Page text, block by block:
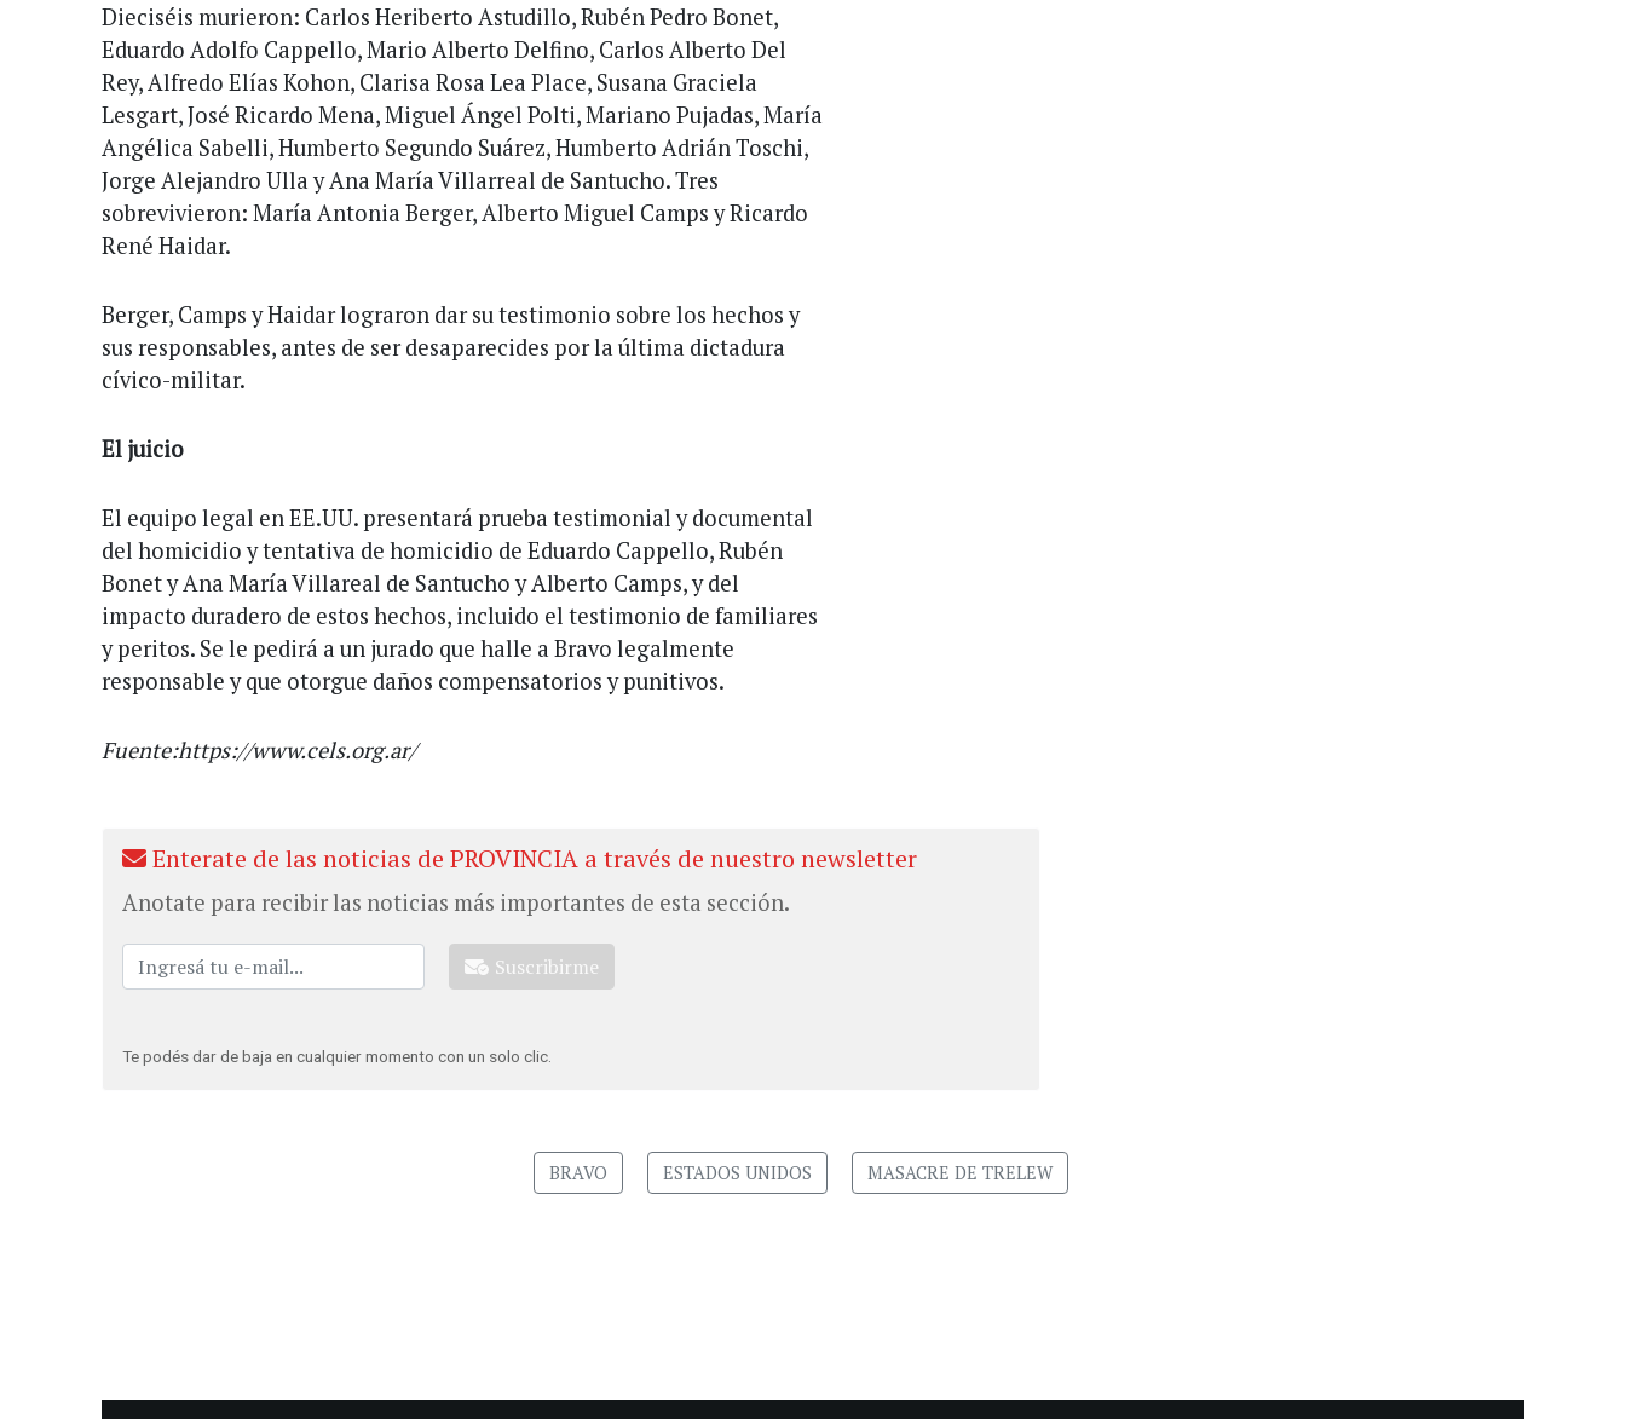
Dieciséis murieron: Carlos Heriberto Astudillo, Rubén Pedro Bonet,
Eduardo Adolfo Cappello, Mario Alberto Delfino, Carlos Alberto Del
Rey, Alfredo Elías Kohon, Clarisa Rosa Lea Place, Susana Graciela
Lesgart, José Ricardo Mena, Miguel Ángel Polti, Mariano Pujadas, María
Angélica Sabelli, Humberto Segundo Suárez, Humberto Adrián Toschi,
Jorge Alejandro Ulla y Ana María Villarreal de Santucho. Tres
sobrevivieron: María Antonia Berger, Alberto Miguel Camps y Ricardo
René Haidar.
Berger, Camps y Haidar lograron dar su testimonio sobre los hechos y
sus responsables, antes de ser desaparecides por la última dictadura
cívico-militar.
El juicio
El equipo legal en EE.UU. presentará prueba testimonial y documental
del homicidio y tentativa de homicidio de Eduardo Cappello, Rubén
Bonet y Ana María Villareal de Santucho y Alberto Camps, y del
impacto duradero de estos hechos, incluido el testimonio de familiares
y peritos. Se le pedirá a un jurado que halle a Bravo legalmente
responsable y que otorgue daños compensatorios y punitivos.
Fuente:https://www.cels.org.ar/
Enterate de las noticias de PROVINCIA a través de nuestro newsletter
Anotate para recibir las noticias más importantes de esta sección.
Suscribirme
Te podés dar de baja en cualquier momento con un solo clic.
BRAVO ESTADOS UNIDOS MASACRE DE TRELEW